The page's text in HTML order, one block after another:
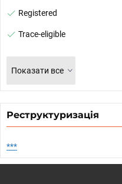
Registered
Trace-eligible
Показати все
Реструктуризація
***